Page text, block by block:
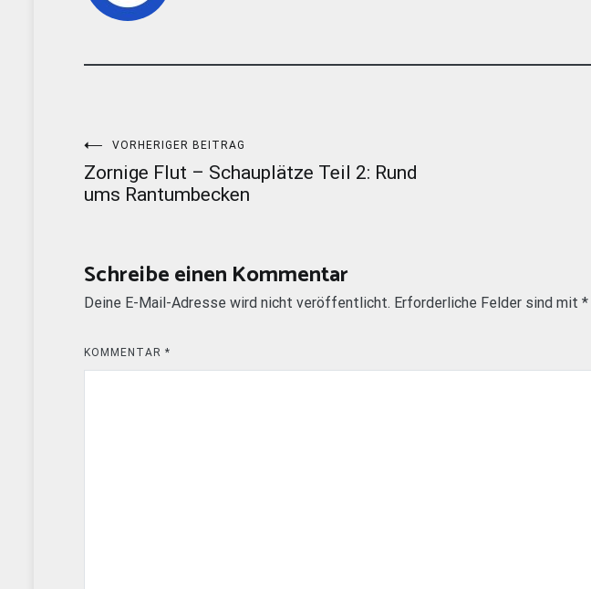
Beitragsnavigation
VORHERIGER BEITRAG
Zornige Flut – Schauplätze Teil 2: Rund
ums Rantumbecken
Schreibe einen Kommentar
Deine E-Mail-Adresse wird nicht veröffentlicht. Erforderliche Felder sind mit *
KOMMENTAR *